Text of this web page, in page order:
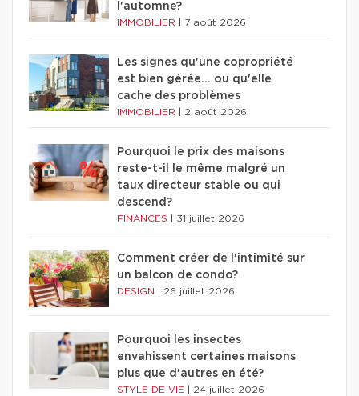
l'automne?
IMMOBILIER 7 août 2026
Les signes qu'une copropriété
est bien gérée… ou qu'elle
cache des problèmes
IMMOBILIER 2 août 2026
Pourquoi le prix des maisons
reste-t-il le même malgré un
taux directeur stable ou qui
descend?
FINANCES 31 juillet 2026
Comment créer de l'intimité sur
un balcon de condo?
DESIGN 26 juillet 2026
Pourquoi les insectes
envahissent certaines maisons
plus que d'autres en été?
STYLE DE VIE 24 juillet 2026